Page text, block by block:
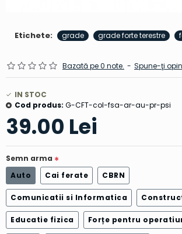
Etichete: grade grade forte terestre
Bazată pe 0 note. - Spune-ţi
39.00 Lei
IN STOC
Cod produs: G-CFT-col-fsa-ar-au-pr-psi
Semn arma
Auto
Cai ferate CBRN
Comunicatii si Informatica
Educatie fizica Forțe pentru